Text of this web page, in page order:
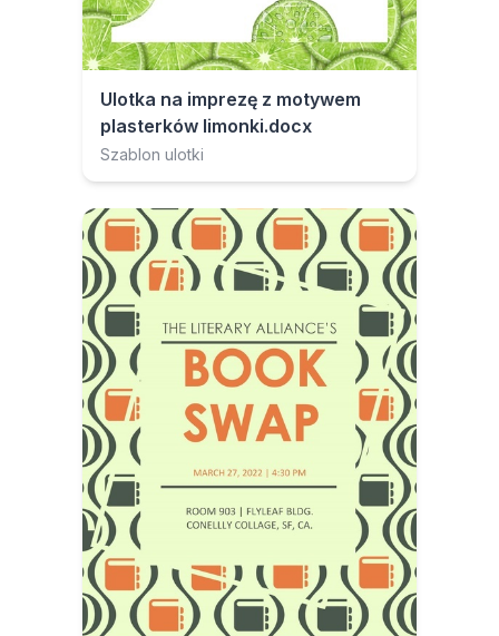
Ulotka na imprezę z motywem
plasterków limonki.docx
Szablon ulotki